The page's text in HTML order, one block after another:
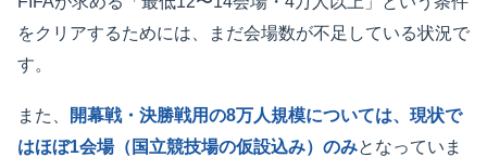
をクリアするためには、まだ会場数が不足している状況で
す。
また、
開幕戦・決勝戦用の8万人規模については、現状で
はほぼ1会場（国立競技場の仮設込み）のみとなっていま